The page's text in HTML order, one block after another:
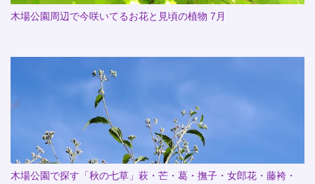
木場公園周辺で今咲いてるお花と見頃の植物 7月
木場公園で探す「秋の七草」萩・芒・葛・撫子・女郎花・藤袴・